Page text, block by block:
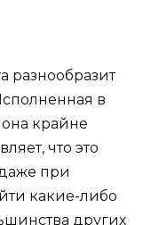
разнообразит
в
крайне
что это
при
какие-либо
других